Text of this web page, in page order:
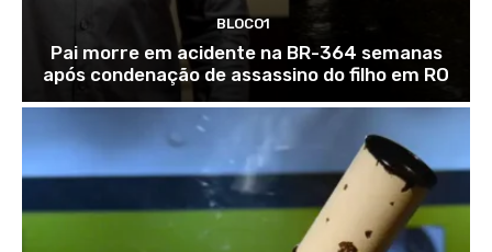
BLOCO1
Pai morre em acidente na BR-364 semanas
após condenação de assassino do filho em RO